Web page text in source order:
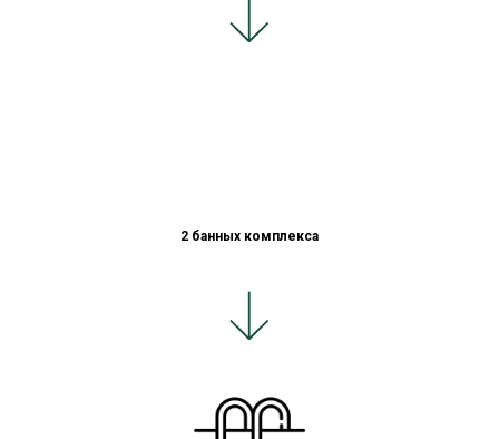
2 банных комплекса